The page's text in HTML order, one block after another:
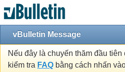
vBulletin Message
Nếu đây là chuyến thăm đầu
kiểm tra FAQ bằng cách nhấn